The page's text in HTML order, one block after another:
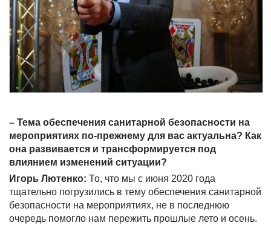
– Тема обеспечения санитарной безопасности на
мероприятиях по-прежнему для вас актуальна? Как
она развивается и трансформируется под
влиянием изменений ситуации?
Игорь Лютенко: То, что мы с июня 2020 года
тщательно погрузились в тему обеспечения санитарной
безопасности на мероприятиях, не в последнюю
очередь помогло нам пережить прошлые лето и осень.